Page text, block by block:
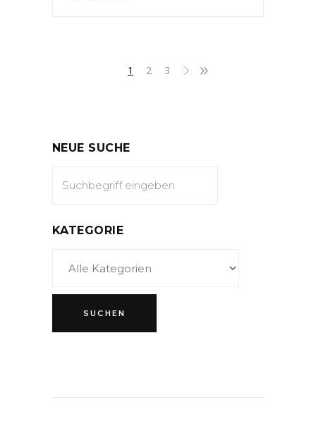
1 2 3
NEUE SUCHE
KATEGORIE